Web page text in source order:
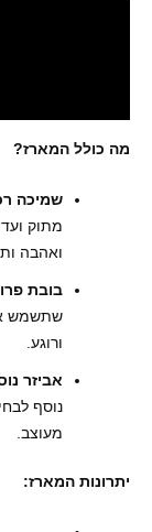
מה כולל המארז?
שמיכה
מתוק
ואהבה
בובת
שתשמש
ורוגע.
אביזר
נוסף
מעוצב.
יתרונות המארז: